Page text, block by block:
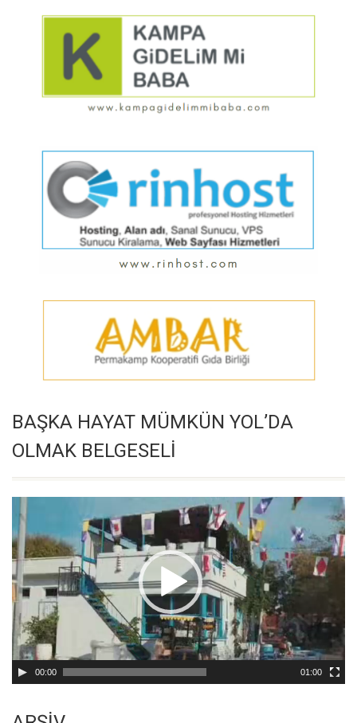
BAŞKA HAYAT MÜMKÜN YOL’DA
OLMAK BELGESELİ
oynatıcı
00:00 01:00